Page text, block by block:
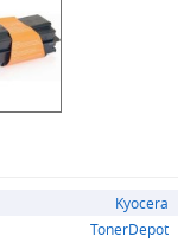
Kyocera
TonerDepot